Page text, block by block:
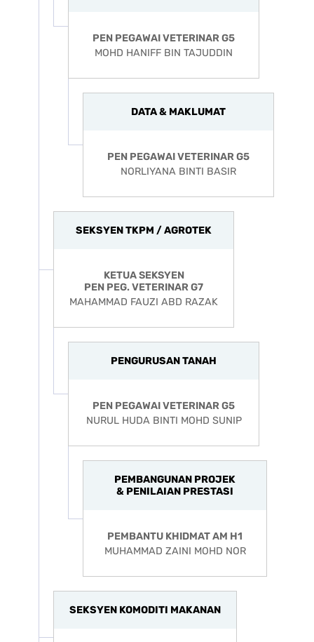
PEN PEGAWAI VETERINAR G5
MOHD HANIFF BIN TAJUDDIN
DATA & MAKLUMAT
PEN PEGAWAI VETERINAR G5
NORLIYANA BINTI BASIR
SEKSYEN TKPM / AGROTEK
KETUA SEKSYEN
PEN PEG. VETERINAR G7
MAHAMMAD FAUZI ABD RAZAK
PENGURUSAN TANAH
PEN PEGAWAI VETERINAR G5
NURUL HUDA BINTI MOHD SUNIP
PEMBANGUNAN PROJEK
& PENILAIAN PRESTASI
PEMBANTU KHIDMAT AM H1
MUHAMMAD ZAINI MOHD NOR
SEKSYEN KOMODITI MAKANAN